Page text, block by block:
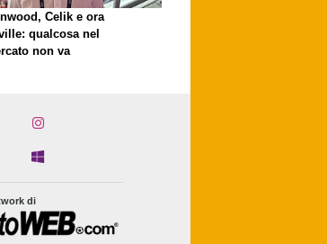
Celik e ora
qualcosa nel
non va
di